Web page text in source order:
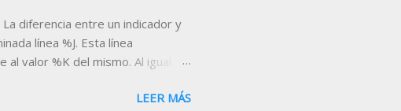
diferencia entre un indicador y
línea %J. Esta línea
valor %K del mismo. Al igual
por encima de 100 y porLEER MÁS